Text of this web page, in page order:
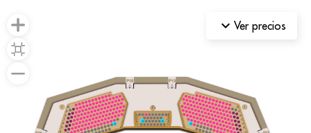
keyboard_arrow_down Ver precios